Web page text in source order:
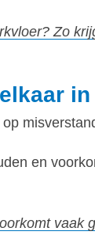
Zo
en
vaak